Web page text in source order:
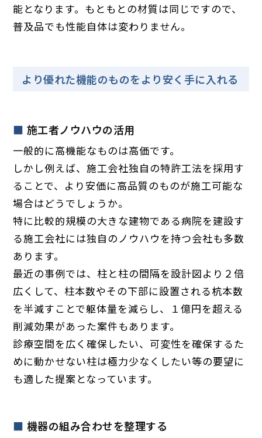
能となります。もともとの材質は同じですので、
普及品でも性能自体は変わりません。
より優れた機能のものをより安く手に入れる
施工者ノウハウの活用
一般的に高機能なものは高価です。
しかし例えば、施工会社独自の特許工法を採用す
ることで、より安価に高品質のものが施工可能な
場合はどうでしょうか。
特に比較的規模の大きな建物である病院を建設す
る施工会社には独自のノウハウを持つ会社も多数
あります。
最近の事例では、柱と柱の間隔を設計図より２倍
広くして、柱本数やその下部に設置される杭本数
を半減すことで躯体量を減らし、１億円を超える
削減効果があった案件もあります。
診療空間を広く確保したい、可変性を確保するた
めに動かせない柱は極力少なくしたい等の要望に
も適した提案となっています。
機器の組み合わせを整理する